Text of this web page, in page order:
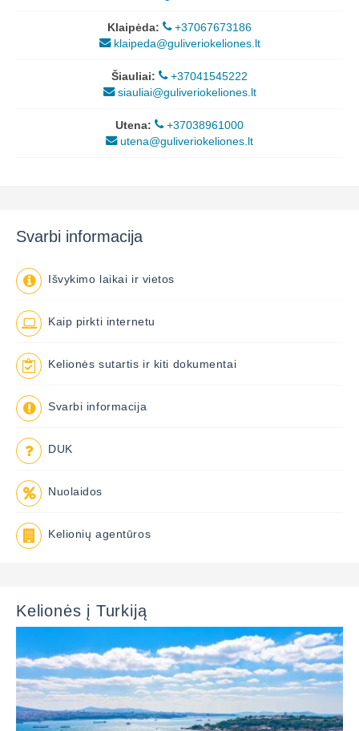
Klaipėda:
+37067673186
klaipeda@guliveriokeliones.lt
Šiauliai:
+37041545222
siauliai@guliveriokeliones.lt
Utena:
+37038961000
utena@guliveriokeliones.lt
Svarbi informacija
Išvykimo laikai ir vietos
Kaip pirkti internetu
Kelionės sutartis ir kiti dokumentai
Svarbi informacija
DUK
Nuolaidos
Kelionių agentūros
Kelionės į Turkiją